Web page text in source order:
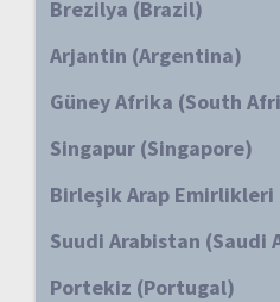
Brezilya (Brazil)
Arjantin (Argentina)
Güney Afrika (South
Singapur (Singapore)
Birleşik Arap Emirlikleri
Suudi Arabistan (Saudi
Portekiz (Portugal)